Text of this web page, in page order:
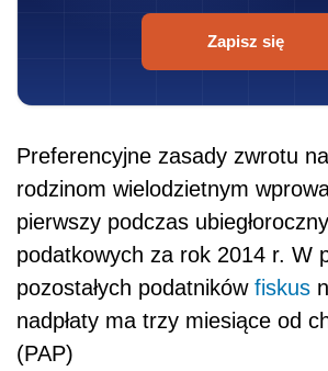
Zapisz się
Preferencyjne zasady zwrotu
rodzinom wielodzietnym
pierwszy podczas
podatkowych za rok 2014 r. W
pozostałych podatników fiskus
nadpłaty ma trzy miesiące od
(PAP)